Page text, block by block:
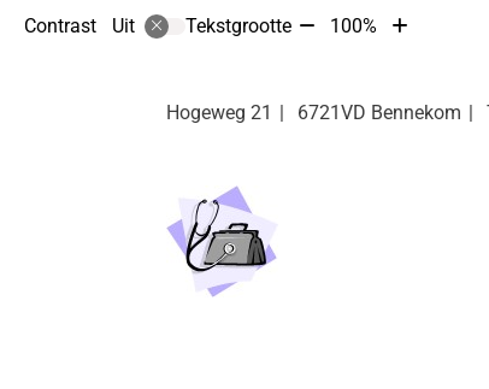
Contrast Uit Tekstgrootte Tekst
10%
100%
Tekst
10%
Hogeweg 21 6721VD Bennekom